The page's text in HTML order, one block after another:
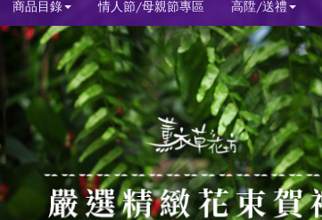
商品目錄 情人節/母親節專區 高陞/送禮